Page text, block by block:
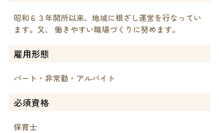
昭和６３年開所以来、地域に根ざし運営を行なってい
ます。又、 働きやすい職場づくりに努めます。
雇用形態
パート・非常勤・アルバイト
必須資格
保育士